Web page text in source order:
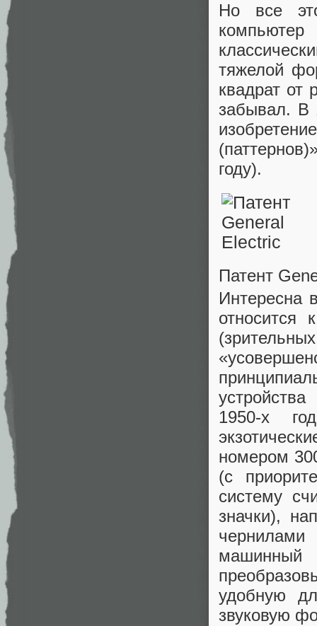
Но все
тяжелой
квадрат от
забывал. В
году).
Патент
Интересна
относится
1950-х
номером
(с
систему
значки),
машинный
удобную
звуковую